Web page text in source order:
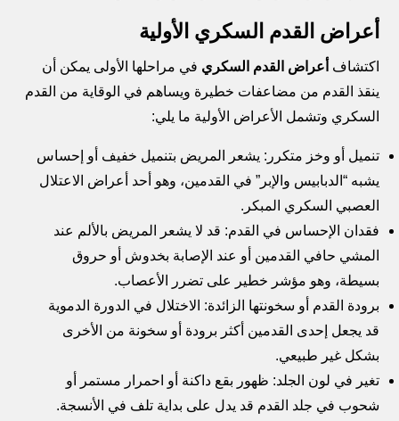
أعراض القدم السكري الأولية
اكتشاف أعراض القدم السكري في مراحلها الأولى يمكن أن
ينقذ القدم من مضاعفات خطيرة ويساهم في الوقاية من القدم
السكري وتشمل الأعراض الأولية ما يلي:
تنميل أو وخز متكرر: يشعر المريض بتنميل خفيف أو إحساس
يشبه “الدبابيس والإبر” في القدمين، وهو أحد أعراض الاعتلال
العصبي السكري المبكر.
فقدان الإحساس في القدم: قد لا يشعر المريض بالألم عند
المشي حافي القدمين أو عند الإصابة بخدوش أو حروق
بسيطة، وهو مؤشر خطير على تضرر الأعصاب.
برودة القدم أو سخونتها الزائدة: الاختلال في الدورة الدموية
قد يجعل إحدى القدمين أكثر برودة أو سخونة من الأخرى
بشكل غير طبيعي.
تغير في لون الجلد: ظهور بقع داكنة أو احمرار مستمر أو
شحوب في جلد القدم قد يدل على بداية تلف في الأنسجة.